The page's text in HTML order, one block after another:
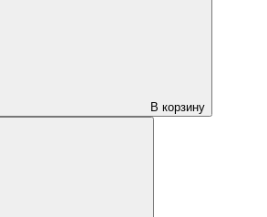
В корзину